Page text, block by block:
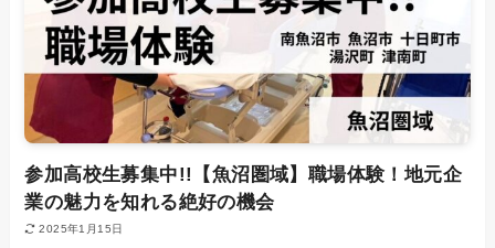
参加高校生募集中!!【魚沼圏域】職場体験！地元企
業の魅力を知れる絶好の機会
2025年1月15日